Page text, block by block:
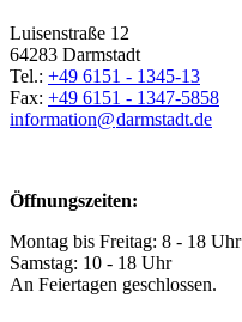
Luisenstraße 12
64283 Darmstadt
Tel.: +49 6151 - 1345-13
Fax: +49 6151 - 1347-5858
information@darmstadt.de
Öffnungszeiten:
Montag bis Freitag: 8 - 18 Uhr
Samstag: 10 - 18 Uhr
An Feiertagen geschlossen.